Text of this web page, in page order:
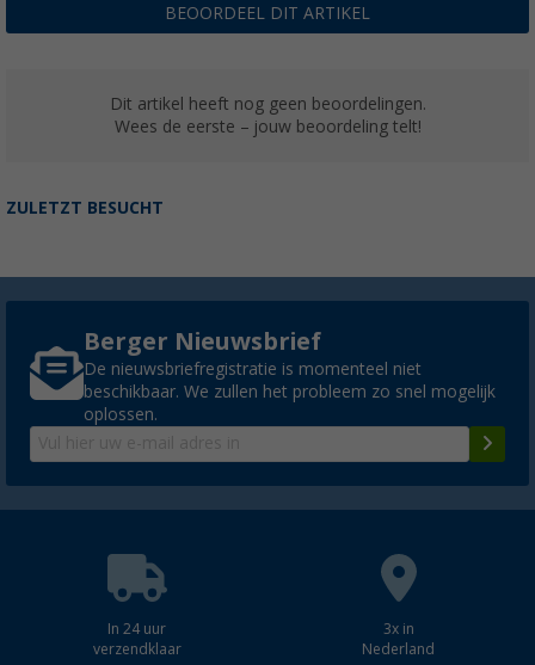
BEOORDEEL DIT ARTIKEL
Dit artikel heeft nog geen beoordelingen.
Wees de eerste – jouw beoordeling telt!
ZULETZT BESUCHT
Berger Nieuwsbrief
De nieuwsbriefregistratie is momenteel niet
beschikbaar. We zullen het probleem zo snel mogelijk
oplossen.
In 24 uur
verzendklaar
3x in
Nederland